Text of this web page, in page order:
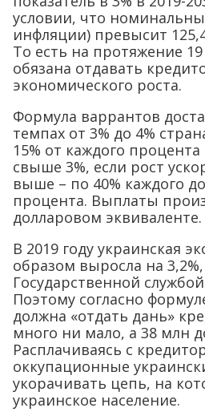
условии, что
инфляции) превысит
То есть на протяжение
обязана отдавать
экономического роста.
Формула варрантов
темпах от 3% до 4%
15% от каждого
свыше 3%, если рост
выше – по 40% каждого
процента. Выплаты
долларовом эквиваленте.
В 2019 году украинская
образом выросла на
Государственной
Поэтому согласно
должна «отдать дань»
много ни мало, а 38 млн
Расплачиваясь с
оккупационные
укорачивать цепь, на
украинское население.